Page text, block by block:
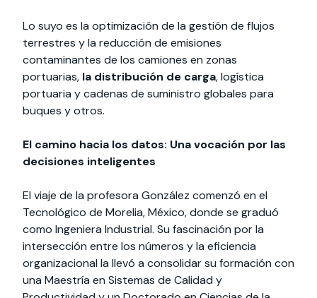
Lo suyo es la optimización de la gestión de flujos
terrestres y la reducción de emisiones
contaminantes de los camiones en zonas
portuarias, la distribución de carga, logística
portuaria y cadenas de suministro globales para
buques y otros.
El camino hacia los datos: Una vocación por las
decisiones inteligentes
El viaje de la profesora González comenzó en el
Tecnológico de Morelia, México, donde se graduó
como Ingeniera Industrial. Su fascinación por la
intersección entre los números y la eficiencia
organizacional la llevó a consolidar su formación con
una Maestría en Sistemas de Calidad y